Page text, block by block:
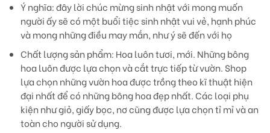
Ý nghĩa:đây lời chúc mừng sinh nhật với mong muốn
người ấy sẽ có một buổi tiệc sinh nhật vui vẻ, hạnh phúc
và mong những điều may mắn, như ý sẽ đến với họ
Chất lượng sản phẩm: Hoa luôn tươi, mới. Những bông
hoa luôn được lựa chọn và cắt trực tiếp từ vườn. Shop
lựa chọn những vườn hoa được trồng theo kĩ thuật hiện
đại nhất để có những bông hoa đẹp nhất. Các loại phụ
kiện như giỏ, giấy bọc, nơ cũng được lựa chọn tỉ mỉ và an
toàn cho người sử dụng.